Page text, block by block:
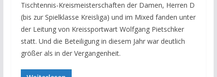
Tischtennis-Kreismeisterschaften der Damen, Herren D
(bis zur Spielklasse Kreisliga) und im Mixed fanden unter
der Leitung von Kreissportwart Wolfgang Pietschker
statt. Und die Beteiligung in diesem Jahr war deutlich
größer als in der Vergangenheit.